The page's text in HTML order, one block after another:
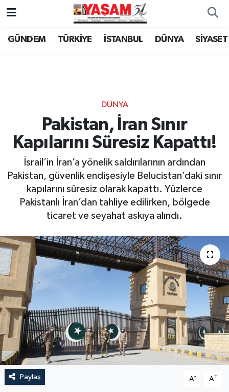
GÜNDEM TÜRKİYE İSTANBUL DÜNYA SİYASET
DÜNYA
Pakistan, İran Sınır
Kapılarını Süresiz Kapattı!
İsrail’in İran’a yönelik saldırılarının ardından
Pakistan, güvenlik endişesiyle Belucistan’daki sınır
kapılarını süresiz olarak kapattı. Yüzlerce
Pakistanlı İran’dan tahliye edilirken, bölgede
ticaret ve seyahat askıya alındı.
Paylaş A- A+